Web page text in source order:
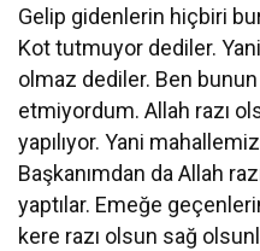
Gelip gidenlerin hiçbiri
Kot tutmuyor dediler.
olmaz dediler. Ben bunun
etmiyordum. Allah razı
yapılıyor. Yani
Başkanımdan da Allah
yaptılar. Emeğe
kere razı olsun sağ